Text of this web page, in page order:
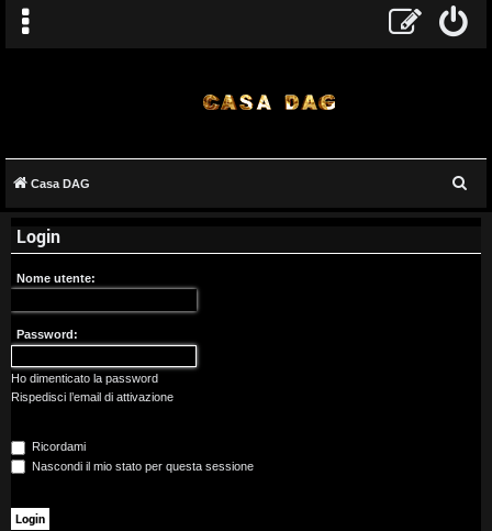
r
g
o
m
e
n
t
i
Casa DAG
Login
Nome utente:
Password:
Ho dimenticato la password
Rispedisci l’email di attivazione
Ricordami
Nascondi il mio stato per questa sessione